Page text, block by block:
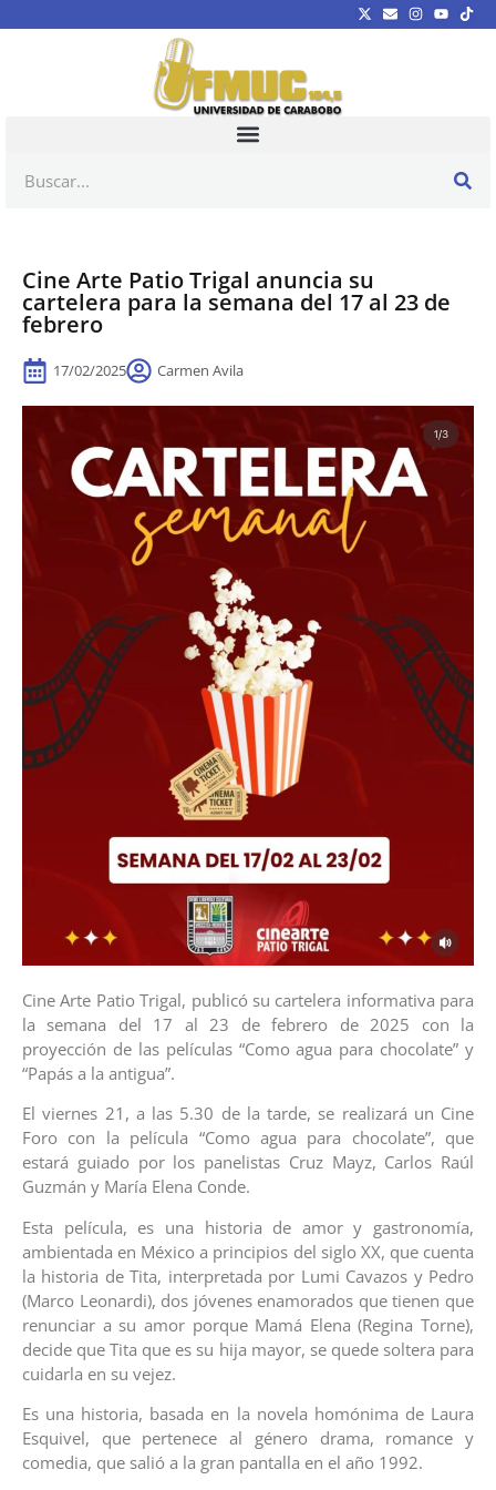
Cine Arte Patio Trigal anuncia su
cartelera para la semana del 17 al 23 de
febrero
17/02/2025 Carmen Avila
Cine Arte Patio Trigal, publicó su cartelera informativa para
la semana del 17 al 23 de febrero de 2025 con la
proyección de las películas “Como agua para chocolate” y
“Papás a la antigua”.
El viernes 21, a las 5.30 de la tarde, se realizará un Cine
Foro con la película “Como agua para chocolate”, que
estará guiado por los panelistas Cruz Mayz, Carlos Raúl
Guzmán y María Elena Conde.
Esta película, es una historia de amor y gastronomía,
ambientada en México a principios del siglo XX, que cuenta
la historia de Tita, interpretada por Lumi Cavazos y Pedro
(Marco Leonardi), dos jóvenes enamorados que tienen que
renunciar a su amor porque Mamá Elena (Regina Torne),
decide que Tita que es su hija mayor, se quede soltera para
cuidarla en su vejez.
Es una historia, basada en la novela homónima de Laura
Esquivel, que pertenece al género drama, romance y
comedia, que salió a la gran pantalla en el año 1992.